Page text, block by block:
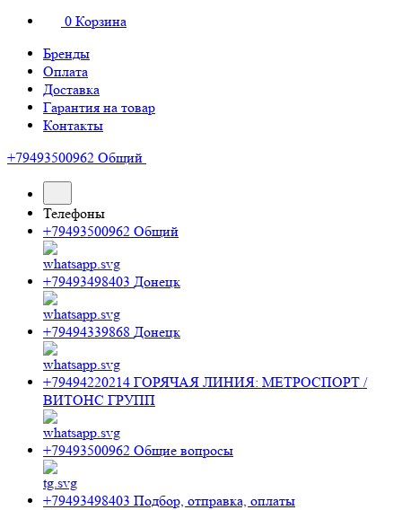
0 Корзина
Бренды
Оплата
Доставка
Гарантия на товар
Контакты
+79493500962 Общий
Телефоны
+79493500962 Общий
+79493498403 Донецк
+79494339868 Донецк
+79494220214 ГОРЯЧАЯ ЛИНИЯ: МЕТРОСПОРТ /
ВИТОНС ГРУПП
+79493500962 Общие вопросы
+79493498403 Подбор, отправка, оплаты